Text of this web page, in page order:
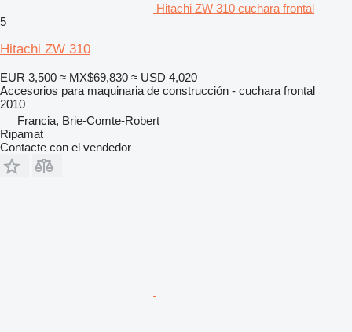
Hitachi ZW 310 cuchara frontal
5
Hitachi ZW 310
EUR 3,500 ≈ MX$69,830 ≈ USD 4,020
Accesorios para maquinaria de construcción - cuchara frontal
2010
Francia, Brie-Comte-Robert
Ripamat
Contacte con el vendedor